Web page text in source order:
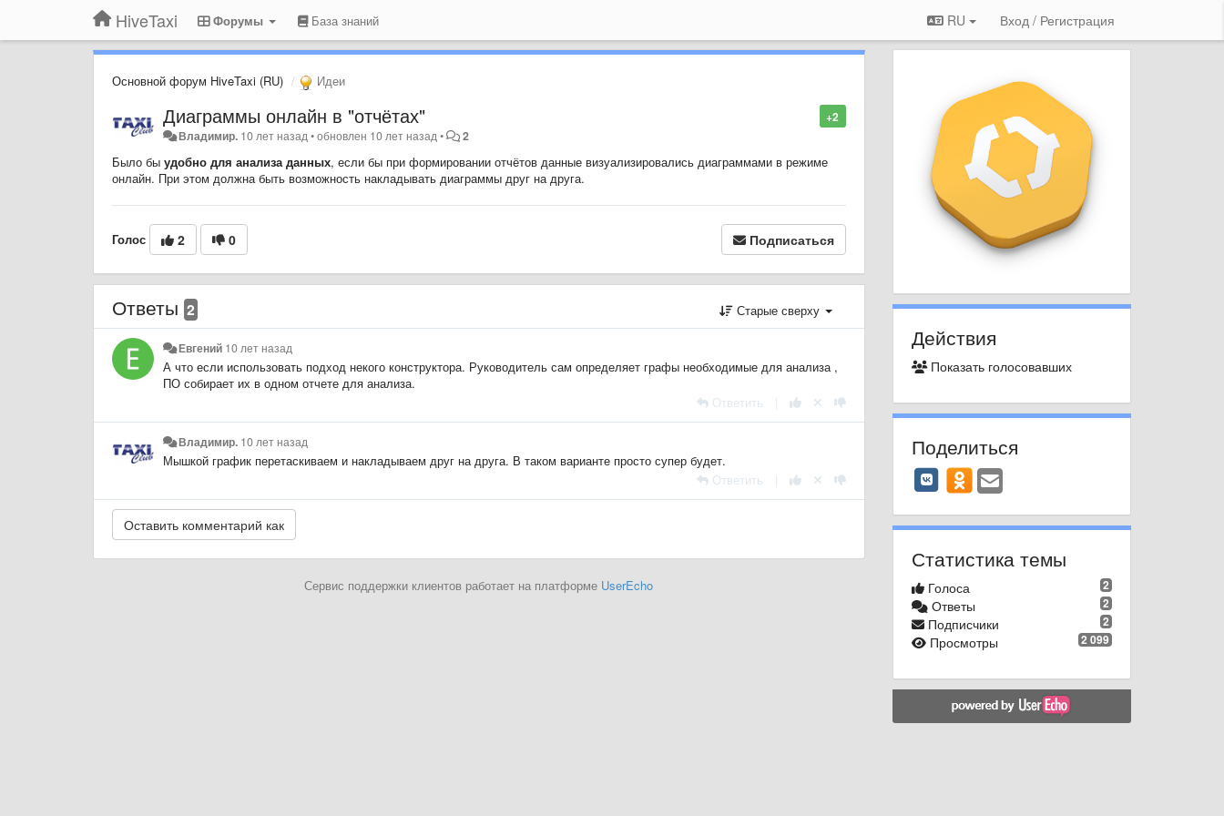
HiveTaxi Форумы База знаний RU Вход / Регистрация
Основной форум HiveTaxi (RU) Идеи
+2
Диаграммы онлайн в "отчётах"
Владимир. 10 лет назад •обновлен 10 лет назад • 2
Было бы удобно для анализа данных, если бы при формировании отчётов данные визуализировались диаграммами в режиме
онлайн. При этом должна быть возможность накладывать диаграммы друг на друга.
Голос 2 0 Подписаться
Ответы 2 Старые сверху
Евгений 10 лет назад
А что если использовать подход некого конструктора. Руководитель сам определяет графы необходимые для анализа ,
ПО собирает их в одном отчете для анализа.
Ответить
Владимир. 10 лет назад
Мышкой график перетаскиваем и накладываем друг на друга. В таком варианте просто супер будет.
Ответить
Сервис поддержки клиентов работает на платформе UserEcho
Действия
Показать голосовавших
Поделиться
Статистика темы
2
Голоса
2
Ответы
2
Подписчики
2 099
Просмотры